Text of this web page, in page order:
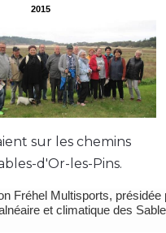
2015
sur les chemins
d'Or-les-Pins.
Fréhel Multisports,
et climatique des